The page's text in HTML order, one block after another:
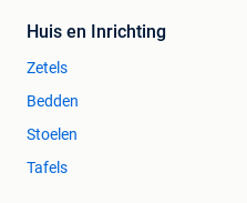
Huis en Inrichting
Zetels
Bedden
Stoelen
Tafels